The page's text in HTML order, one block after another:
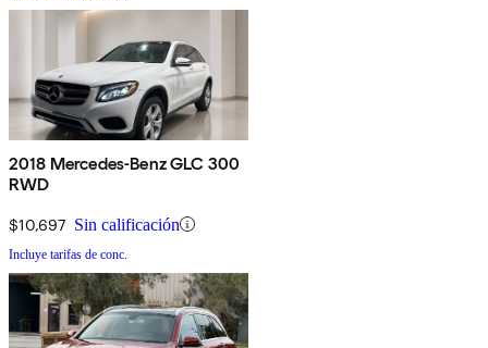
2018 Mercedes-Benz GLC 300
RWD
$10,697 Sin calificación
Incluye tarifas de conc.